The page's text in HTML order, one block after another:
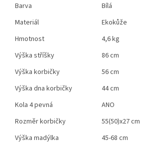
Barva
Bílá
Materiál
Ekokůže
Hmotnost
4,6 kg
Výška stříšky
86 cm
Výška korbičky
56 cm
Výška dna korbičky
44 cm
Kola 4 pevná
ANO
Rozměr korbičky
55(50)x27 cm
Výška madýlka
45-68 cm